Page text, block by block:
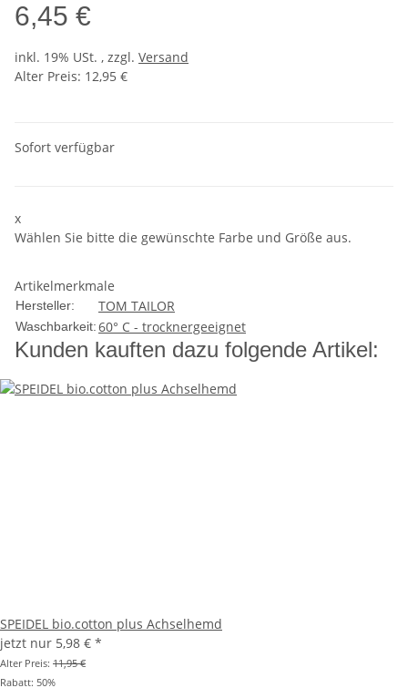
6,45 €
inkl. 19% USt. , zzgl. Versand
Alter Preis: 12,95 €
Sofort verfügbar
x
Wählen Sie bitte die gewünschte Farbe und Größe aus.
Artikelmerkmale
Hersteller: TOM TAILOR
Waschbarkeit:60° C - trocknergeeignet
Kunden kauften dazu folgende Artikel:
SPEIDEL bio.cotton plus Achselhemd
jetzt nur 5,98 € *
Alter Preis: 11,95 €
Rabatt: 50%